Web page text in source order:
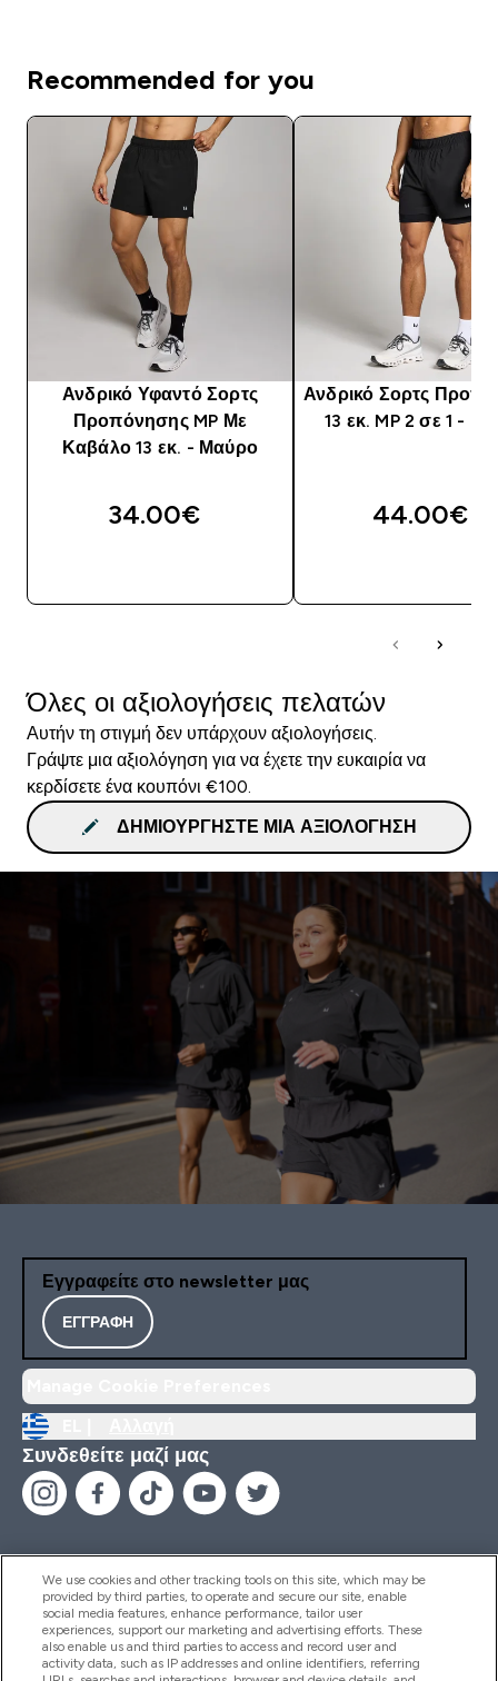
Recommended for you
Ανδρικό Υφαντό Σορτς
Προπόνησης MP Με
Καβάλο 13 εκ. - Μαύρο
34.00€‎
Ανδρικό Σορτς
13 εκ. MP 2 σε 1 -
44.00€‎
Όλες οι αξιολογήσεις πελατών
Αυτήν τη στιγμή δεν υπάρχουν αξιολογήσεις.
Γράψτε μια αξιολόγηση για να έχετε την ευκαιρία να
κερδίσετε ένα κουπόνι €100.
ΔΗΜΙΟΥΡΓΉΣΤΕ ΜΙΑ ΑΞΙΟΛΌΓΗΣΗ
Εγγραφείτε στο newsletter μας
ΕΓΓΡΑΦΉ
Συνδεθείτε μαζί μας
Βοήθεια & Πληροφορίες
We use cookies and other tracking tools on this site, which may be
provided by third parties, to operate and secure our site, enable
social media features, enhance performance, tailor user
experiences, support our marketing and advertising efforts. These
also enable us and third parties to access and record user and
activity data, such as IP addresses and online identifiers, referring